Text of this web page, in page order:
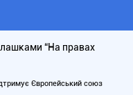
“На правах
Європейський союз